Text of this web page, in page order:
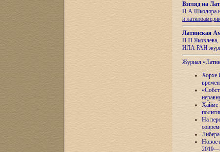
Взгляд на
Н.А.Школяра
и
Латинская
П.П.Яковлева,
ИЛА РАН
Журнал
Хорхе
Хайме
На
Новое